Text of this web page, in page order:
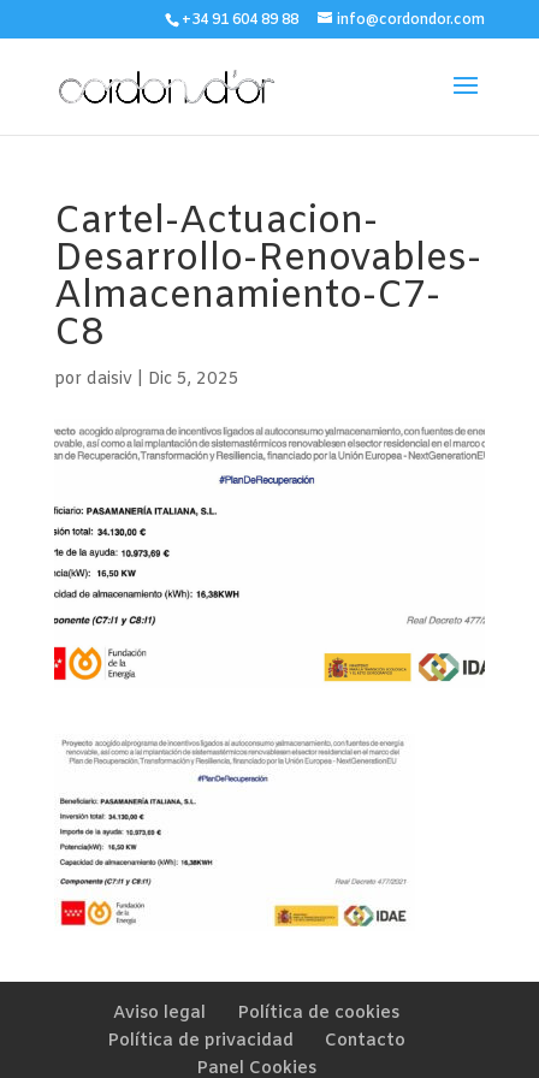
+34 91 604 89 88 info@cordondor.com
Cartel-Actuacion-
Desarrollo-Renovables-
Almacenamiento-C7-
C8
por daisiv| Dic 5, 2025
Aviso legal
Política de cookies
Política de privacidad
Contacto
Panel Cookies